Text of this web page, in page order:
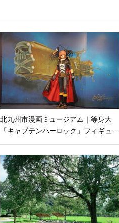
北九州市漫画ミュージアム｜等身大
「キャプテンハーロック」フィギュ…